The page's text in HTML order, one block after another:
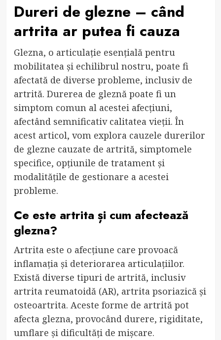
Dureri de glezne – când
artrita ar putea fi cauza
Glezna, o articulație esențială pentru
mobilitatea și echilibrul nostru, poate fi
afectată de diverse probleme, inclusiv de
artrită. Durerea de gleznă poate fi un
simptom comun al acestei afecțiuni,
afectând semnificativ calitatea vieții. În
acest articol, vom explora cauzele durerilor
de glezne cauzate de artrită, simptomele
specifice, opțiunile de tratament și
modalitățile de gestionare a acestei
probleme.
Ce este artrita și cum afectează
glezna?
Artrita este o afecțiune care provoacă
inflamația și deteriorarea articulațiilor.
Există diverse tipuri de artrită, inclusiv
artrita reumatoidă (AR), artrita psoriazică și
osteoartrita. Aceste forme de artrită pot
afecta glezna, provocând durere, rigiditate,
umflare și dificultăți de mișcare.